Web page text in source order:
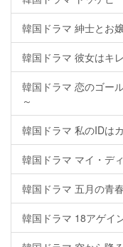
韓国ドラマ 紳士とお
韓国ドラマ 彼女はキ
韓国ドラマ 恋のゴー
～
韓国ドラマ 私のIDは
韓国ドラマ マイ・デ
韓国ドラマ 五月の青春
韓国ドラマ 18アゲイ